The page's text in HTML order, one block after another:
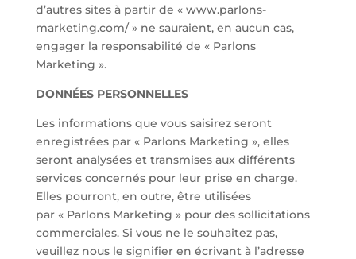
d’autres sites à partir de « www.parlons-
marketing.com/ » ne sauraient, en aucun cas,
engager la responsabilité de « Parlons
Marketing ».
DONNÉES PERSONNELLES
Les informations que vous saisirez seront
enregistrées par « Parlons Marketing », elles
seront analysées et transmises aux différents
services concernés pour leur prise en charge.
Elles pourront, en outre, être utilisées
par « Parlons Marketing » pour des sollicitations
commerciales. Si vous ne le souhaitez pas,
veuillez nous le signifier en écrivant à l’adresse